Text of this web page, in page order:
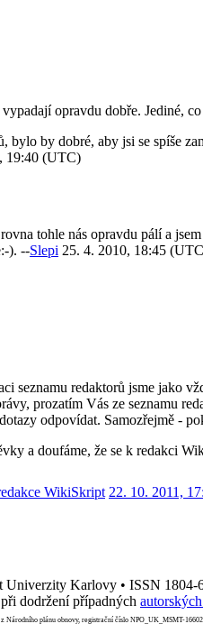
opravdu dobře. Jediné,
by dobré, aby jsi se spíše
19:40 (UTC)
tohle nás opravdu pálí a
). --Slepi 25. 4. 2010, 18:45
seznamu redaktorů jsme jako
prozatím Vás ze seznamu
odpovídat. Samozřejmě -
a doufáme, že se k redakci
WikiSkript 22. 10. 2011,
Univerzity Karlovy • ISSN 1804-
při dodržení případných
Národního plánu obnovy, registrační číslo NPO_UK_MSMT-